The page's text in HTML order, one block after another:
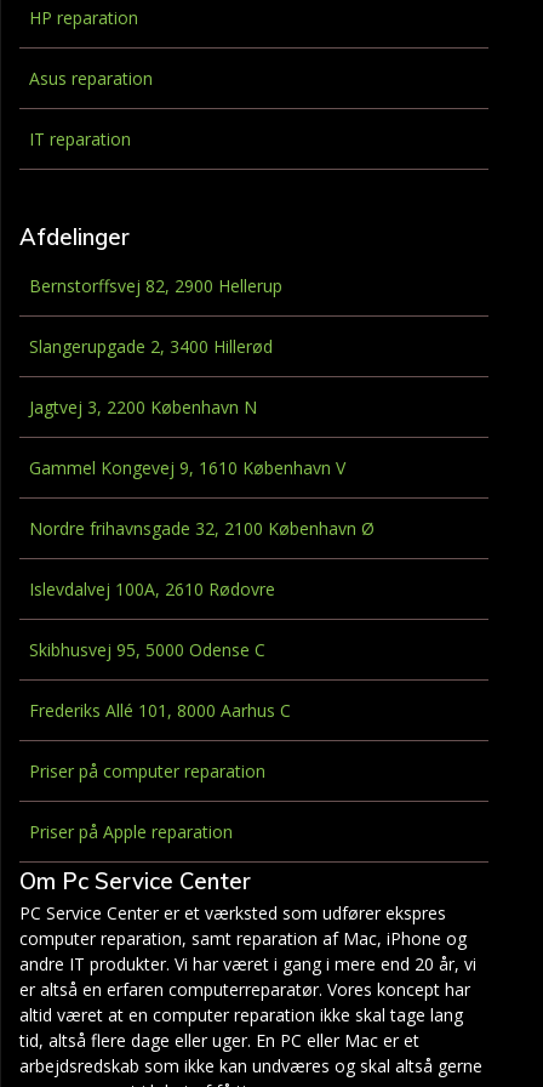
HP reparation
Asus reparation
IT reparation
Afdelinger
Bernstorffsvej 82, 2900 Hellerup
Slangerupgade 2, 3400 Hillerød
Jagtvej 3, 2200 København N
Gammel Kongevej 9, 1610 København V
Nordre frihavnsgade 32, 2100 København Ø
Islevdalvej 100A, 2610 Rødovre
Skibhusvej 95, 5000 Odense C
Frederiks Allé 101, 8000 Aarhus C
Priser på computer reparation
Priser på Apple reparation
Om Pc Service Center
PC Service Center er et værksted som udfører ekspres
computer reparation, samt reparation af Mac, iPhone og
andre IT produkter. Vi har været i gang i mere end 20 år, vi
er altså en erfaren computerreparatør. Vores koncept har
altid været at en computer reparation ikke skal tage lang
tid, altså flere dage eller uger. En PC eller Mac er et
arbejdsredskab som ikke kan undværes og skal altså gerne